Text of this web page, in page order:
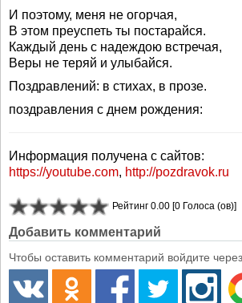
И поэтому, меня не огорчая,
В этом преуспеть ты постарайся.
Каждый день с надеждою встречая,
Веры не теряй и улыбайся.
Поздравлений: в стихах, в прозе.
поздравления с днем рождения:
Информация получена с сайтов:
https://youtube.com, http://pozdravok.ru
Рейтинг 0.00 [0 Голоса (ов)]
Добавить комментарий
Чтобы оставить комментарий войдите